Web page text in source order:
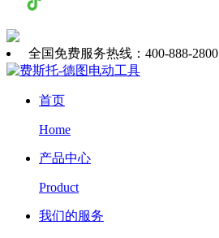
全国免费服务热线：400-888-2800
首页
Home
产品中心
Product
我们的服务